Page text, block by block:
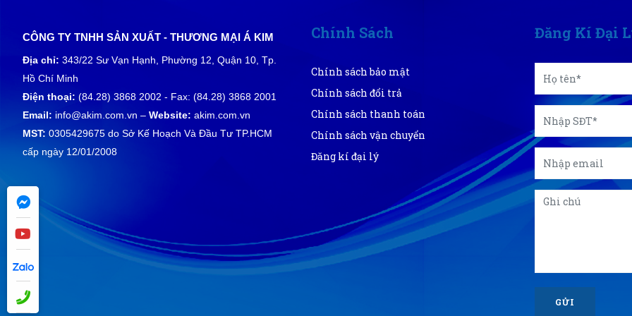
CÔNG TY TNHH SẢN XUẤT - THƯƠNG MẠI Á KIM
Địa chỉ: 343/22 Sư Vạn Hạnh, Phường 12, Quận 10, Tp.
Hồ Chí Minh
Điện thoại: (84.28) 3868 2002 - Fax: (84.28) 3868 2001
Email: info@akim.com.vn – Website: akim.com.vn
MST: 0305429675 do Sở Kế Hoạch Và Đầu Tư TP.HCM
cấp ngày 12/01/2008
Chính Sách
Chính sách bảo mật
Chính sách đổi trả
Chính sách thanh toán
Chính sách vận chuyển
Đăng kí đại lý
Đăng Kí Đại
GỬI